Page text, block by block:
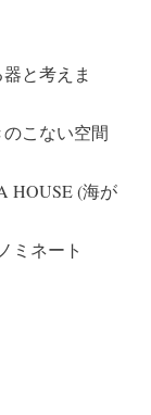
と考えま
こない空間
HOUSE (海が
ミネート